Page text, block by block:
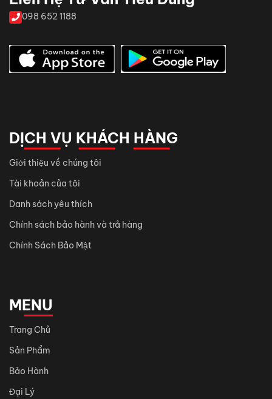
098 652 1188
DỊCH VỤ KHÁCH HÀNG
Giới thiệu về chúng tôi
Tài khoản của tôi
Danh sách yêu thích
Chính sách bảo hành và trả hàng
Chính Sách Bảo Mật
MENU
Trang Chủ
Sản Phẩm
Bảo Hành
Đại Lý